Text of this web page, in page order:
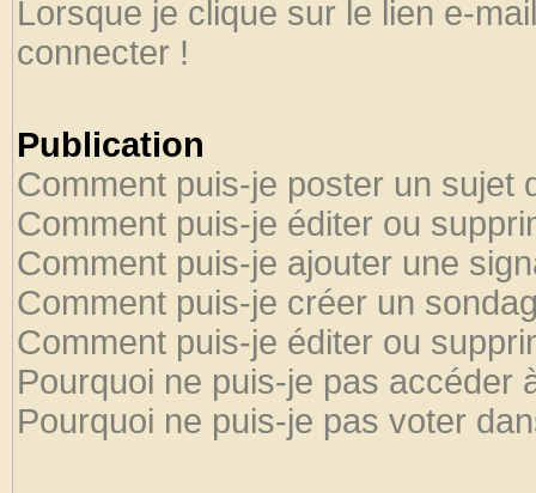
Lorsque je clique sur le lien e-
connecter !
Publication
Comment puis-je poster un sujet
Comment puis-je éditer ou
Comment puis-je ajouter une
Comment puis-je créer un
Comment puis-je éditer ou
Pourquoi ne puis-je pas accéder
Pourquoi ne puis-je pas voter